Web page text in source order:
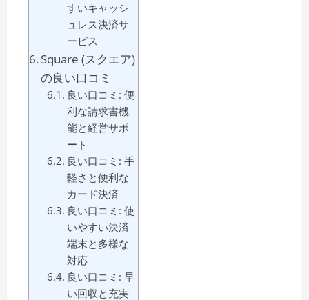
すいキャッシ
ュレス決済サ
ービス
Square (スクエア)
の良い口コミ
良い口コミ: 便
利な請求書機
能と経営サポ
ート
良い口コミ: 手
軽さと便利な
カード決済
良い口コミ: 使
いやすい決済
端末と多様な
対応
良い口コミ: 早
い回収と充実